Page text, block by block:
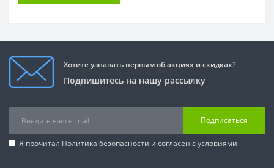
Хотите узнавать первым об акциях и скидках?
Подпишитесь на нашу рассылку
Подписаться
Я прочитал Политика безопасности и согласен с условиями